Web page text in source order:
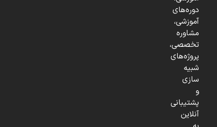
دوره‌های
آموزشی،
مشاوره
تخصصی،
پروژه‌های
شبیه
سازی
و
پشتیبانی
آنلاین